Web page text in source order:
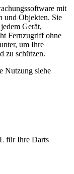
mit
und Objekten. Sie
Gerät,
Fernzugriff ohne
um Ihre
zu schützen.
Nutzung siehe
für Ihre Darts